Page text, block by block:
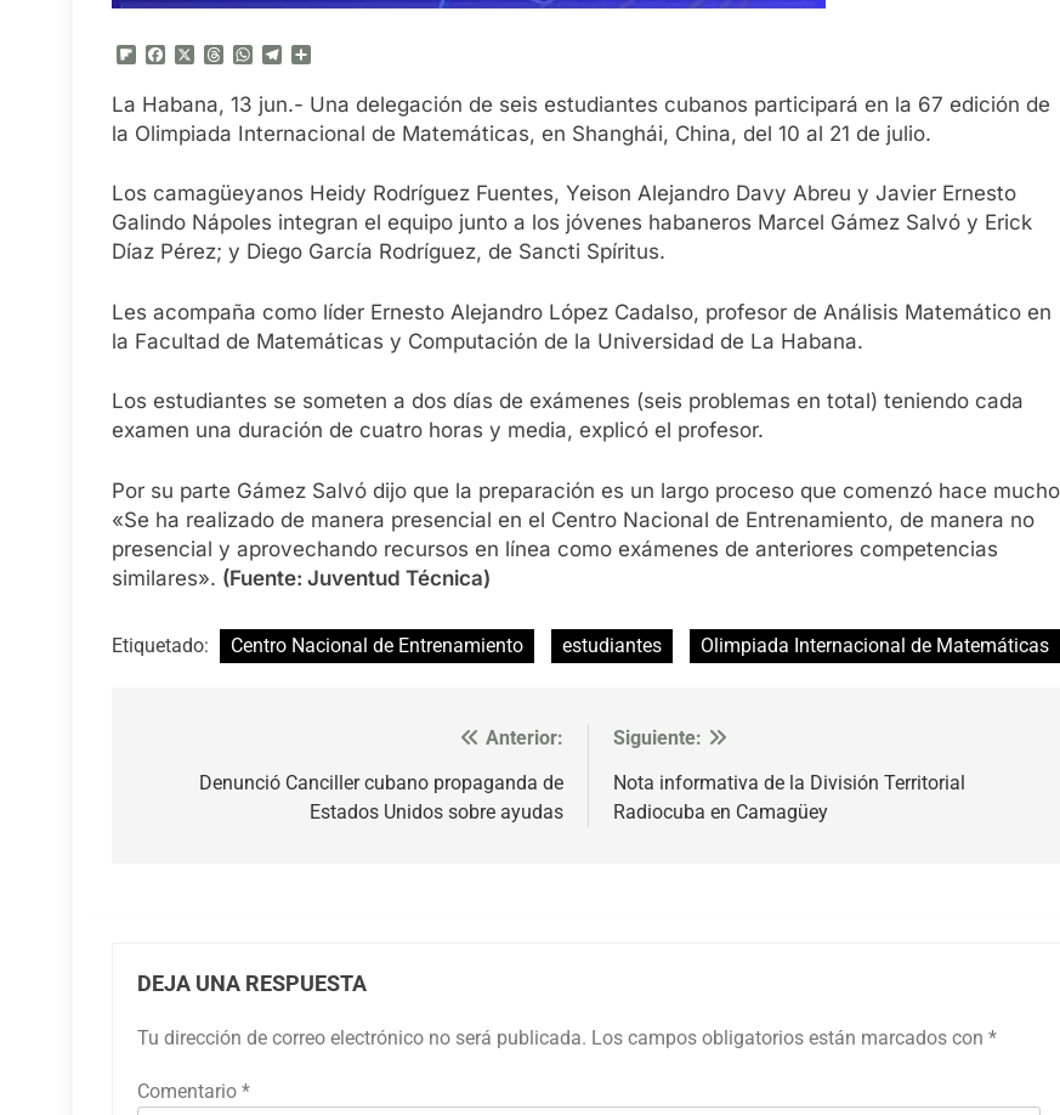
Flipboard
FacebookThreadsWhatsApp
Telegram
La Habana, 13 jun.- Una delegación de seis estudiantes cubanos participará en la 67 edición de
la Olimpiada Internacional de Matemáticas, en Shanghái, China, del 10 al 21 de julio.
Los camagüeyanos Heidy Rodríguez Fuentes, Yeison Alejandro Davy Abreu y Javier Ernesto
Galindo Nápoles integran el equipo junto a los jóvenes habaneros Marcel Gámez Salvó y Erick
Díaz Pérez; y Diego García Rodríguez, de Sancti Spíritus.
Les acompaña como líder Ernesto Alejandro López Cadalso, profesor de Análisis Matemático en
la Facultad de Matemáticas y Computación de la Universidad de La Habana.
Los estudiantes se someten a dos días de exámenes (seis problemas en total) teniendo cada
examen una duración de cuatro horas y media, explicó el profesor.
Por su parte Gámez Salvó dijo que la preparación es un largo proceso que comenzó hace
«Se ha realizado de manera presencial en el Centro Nacional de Entrenamiento, de manera no
presencial y aprovechando recursos en línea como exámenes de anteriores competencias
similares». (Fuente: Juventud Técnica)
Etiquetado: Centro Nacional de Entrenamiento estudiantes Olimpiada Internacional de Matemáticas
Anterior:
Denunció Canciller cubano propaganda de
Estados Unidos sobre ayudas
Siguiente:
Nota informativa de la División Territorial
Radiocuba en Camagüey
DEJA UNA RESPUESTA
Tu dirección de correo electrónico no será publicada. Los campos obligatorios están marcados con *
Comentario *